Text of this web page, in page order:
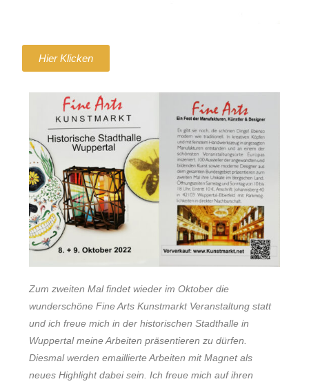
Hier Klicken
Zum zweiten Mal findet wieder im Oktober die
wunderschöne Fine Arts Kunstmarkt Veranstaltung statt
und ich freue mich in der historischen Stadthalle in
Wuppertal meine Arbeiten präsentieren zu dürfen.
Diesmal werden emaillierte Arbeiten mit Magnet als
neues Highlight dabei sein. Ich freue mich auf ihren